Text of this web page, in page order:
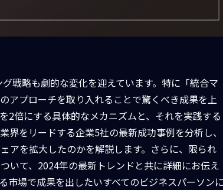
戦略も劇的な変化を迎えています。特に「統合マ
アプローチを取り入れることで驚くべき成果を上
2倍にする具体的なメカニズムと、それを実践する
をリードする企業5社の最新成功事例を分析し、
アを拡大したのかを解説します。さらに、限られ
いて、2024年の最新トレンドと共に詳細にお伝え
市場で成果を出したいすべてのビジネスパーソン